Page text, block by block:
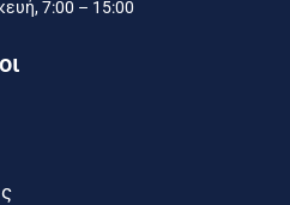
7:00 – 15:00